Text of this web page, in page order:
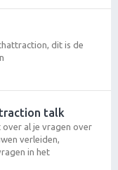
dit is de
talk
al je vragen over
verleiden,
in het